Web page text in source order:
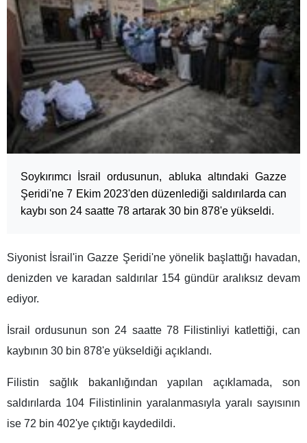
Soykırımcı İsrail ordusunun, abluka altındaki Gazze
Şeridi'ne 7 Ekim 2023'den düzenlediği saldırılarda can
kaybı son 24 saatte 78 artarak 30 bin 878'e yükseldi.
Siyonist İsrail'in Gazze Şeridi'ne yönelik başlattığı havadan,
denizden ve karadan saldırılar 154 gündür aralıksız devam
ediyor.
İsrail ordusunun son 24 saatte 78 Filistinliyi katlettiği, can
kaybının 30 bin 878'e yükseldiği açıklandı.
Filistin sağlık bakanlığından yapılan açıklamada, son
saldırılarda 104 Filistinlinin yaralanmasıyla yaralı sayısının
ise 72 bin 402'ye çıktığı kaydedildi.